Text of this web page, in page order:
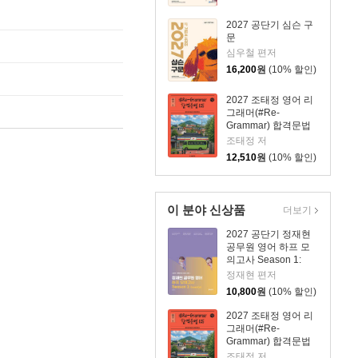
2027 공단기 심슨 구
문
심우철 편저
16,200원 (10% 할인)
2027 조태정 영어 리
그래머(#Re-
Grammar) 합격문법
125
조태정 저
12,510원 (10% 할인)
이 분야 신상품
2027 공단기 정재현
공무원 영어 하프 모
의고사 Season 1:
Essential
정재현 편저
10,800원 (10% 할인)
2027 조태정 영어 리
그래머(#Re-
Grammar) 합격문법
125
더보기